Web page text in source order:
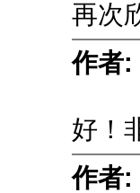
再次
作者:
好！
作者: